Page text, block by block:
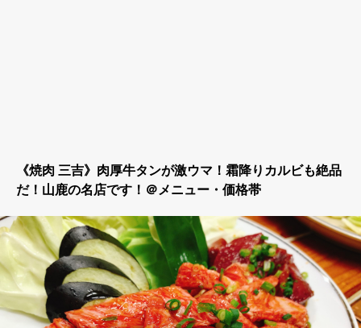
《焼肉 三吉》肉厚牛タンが激ウマ！霜降りカルビも絶品
だ！山鹿の名店です！＠メニュー・価格帯